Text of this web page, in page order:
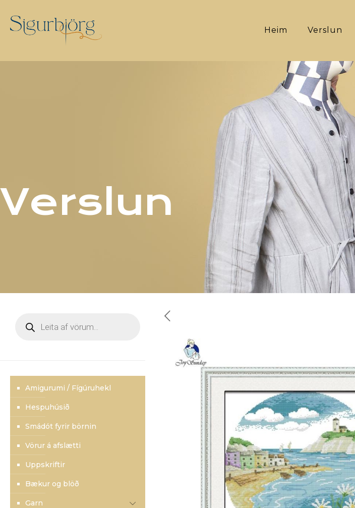
Heim Verslun
Verslun
search
Amigurumi / Fígúruhekl
Hespuhúsið
Smádót fyrir börnin
Vörur á afslætti
Uppskriftir
Bækur og blöð
Garn